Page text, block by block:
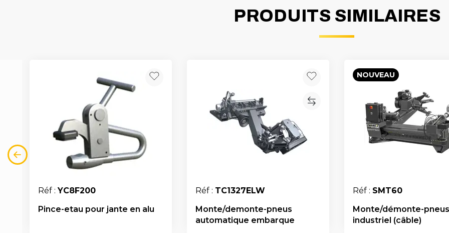
PRODUITS SIMILAIRES
Réf :YC8F200
Pince-etau pour jante en alu
Réf : TC1327ELW
Monte/demonte-pneus
automatique embarque
NOUVEAU
Réf : SMT60
Monte/démonte-pneus
industriel (câble)